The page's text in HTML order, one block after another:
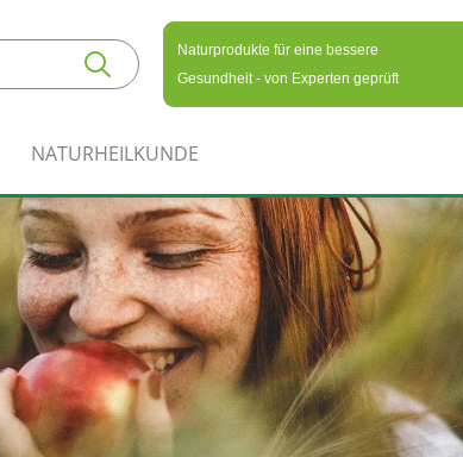
Naturprodukte für eine bessere
Gesundheit - von Experten geprüft
NATURHEILKUNDE